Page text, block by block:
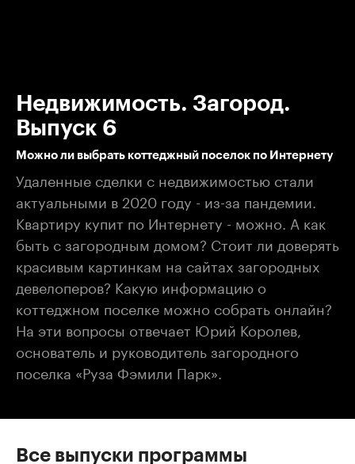
Недвижимость. Загород.
Выпуск 6
Можно ли выбрать коттеджный поселок по Интернету
Удаленные сделки с недвижимостью стали
актуальными в 2020 году - из-за пандемии.
Квартиру купит по Интернету - можно. А как
быть с загородным домом? Стоит ли доверять
красивым картинкам на сайтах загородных
девелоперов? Какую информацию о
коттеджном поселке можно собрать онлайн?
На эти вопросы отвечает Юрий Королев,
основатель и руководитель загородного
поселка «Руза Фэмили Парк».
Все выпуски программы